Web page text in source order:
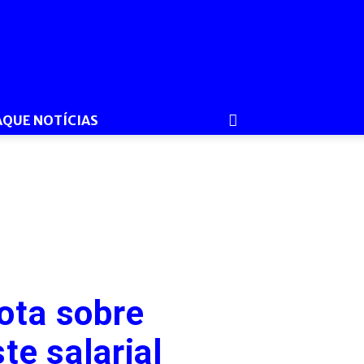
NOTÍCIAS
sobre
salarial